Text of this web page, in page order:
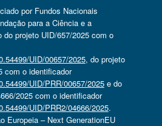
por Fundos Nacionais
para a Ciência e a
do projeto UID/657/2025 com o
UID/00657/2025, do projeto
com o identificador
UID/PRR/00657/2025e do
2025 com o identificador
UID/PRR2/04666/2025.
Europeia – Next GenerationEU